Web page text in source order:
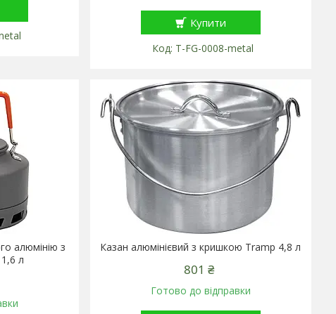
Купити
T-FG-0008-metal
алюмінію з
л
Казан алюмінієвий з кришкою Tramp 4,8 л
801 ₴
Готово до відправки